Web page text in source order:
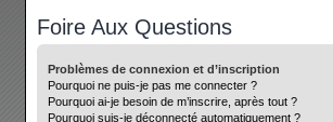
Foire Aux Questions
Problèmes de connexion et d’inscription
Pourquoi ne puis-je pas me connecter ?
Pourquoi ai-je besoin de m’inscrire, après tout ?
Pourquoi suis-je déconnecté automatiquement ?